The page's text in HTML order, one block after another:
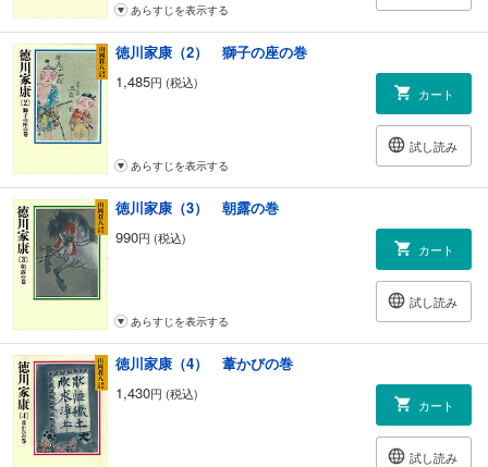
あらすじを表示する
徳川家康（2） 獅子の座の巻
1,485円 (税込)
カート
試し読み
あらすじを表示する
徳川家康（3） 朝露の巻
990円 (税込)
カート
試し読み
あらすじを表示する
徳川家康（4） 葦かびの巻
1,430円 (税込)
カート
試し読み